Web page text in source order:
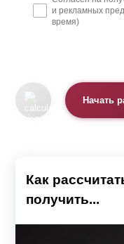
и рекламных
время)
Начать
Как
получить...